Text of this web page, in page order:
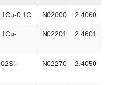
2.4060
N02000
0.1Cu-0.1C
2.4601
N02201
0.1Cu-
2.4050
N02270
0.002Si-